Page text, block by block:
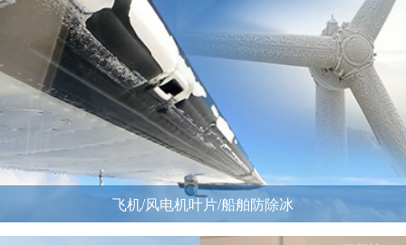
飞机/风电机叶片/船舶防除冰